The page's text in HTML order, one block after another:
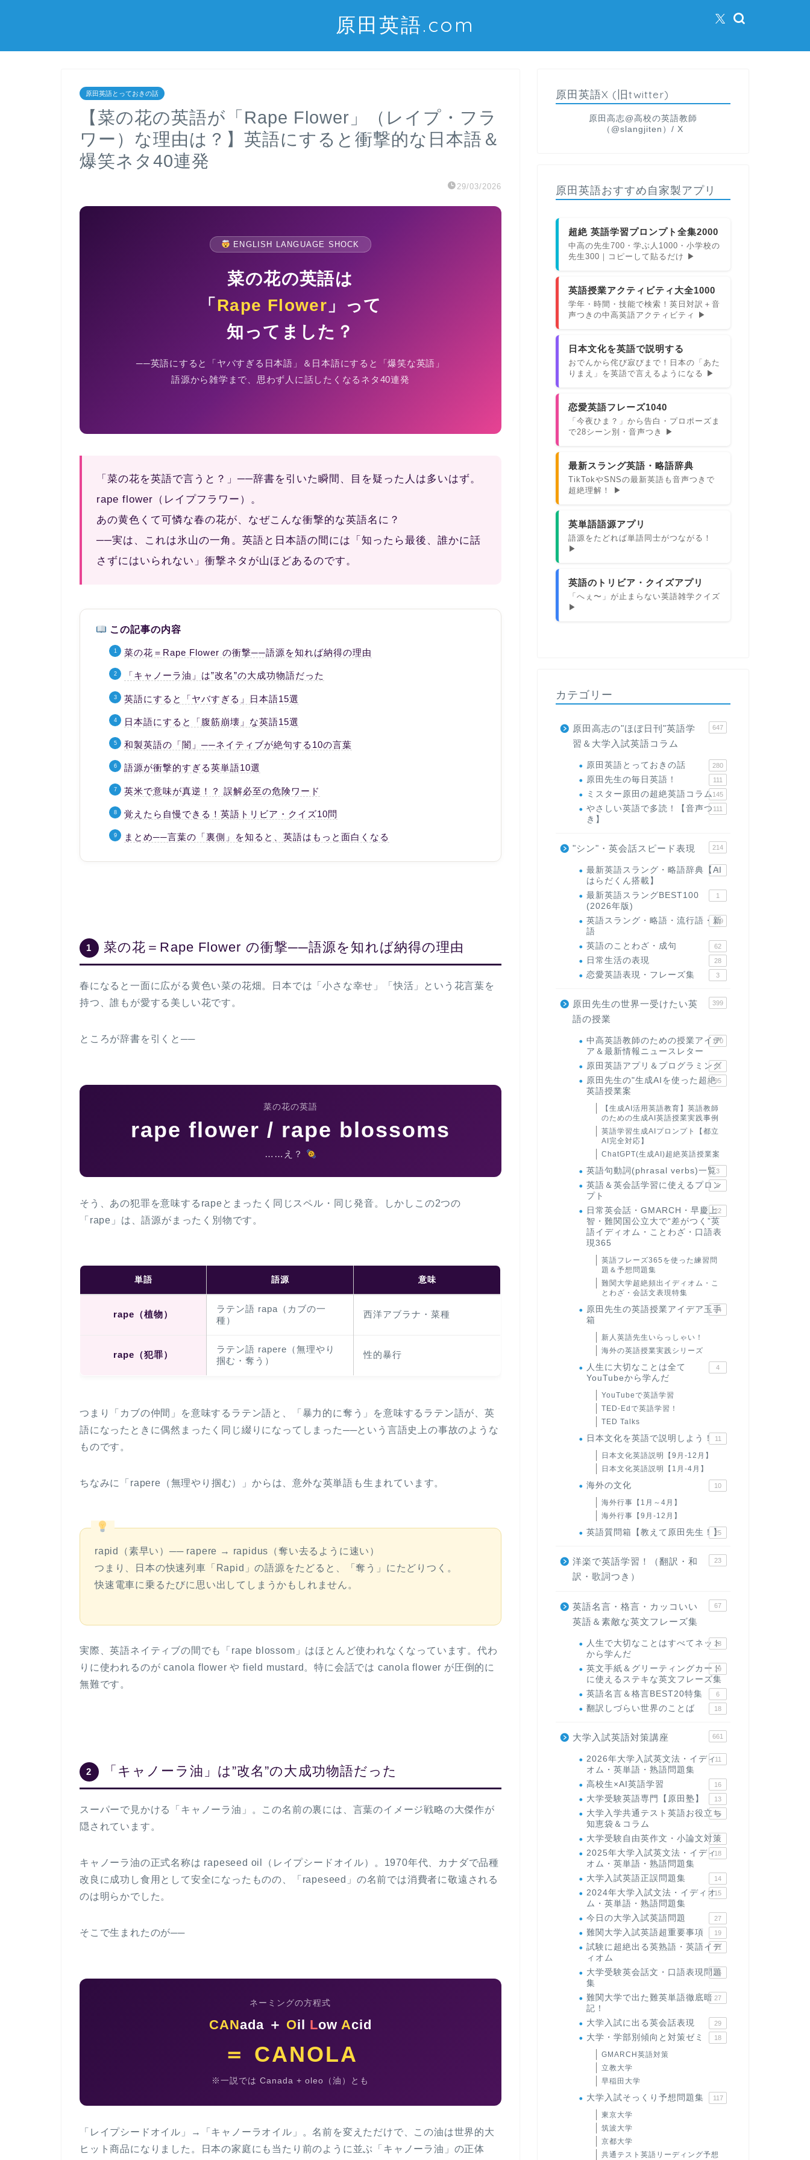
原田英語.com
原田英語とっておきの話
【菜の花の英語が「Rape Flower」（レイプ・フラ
ワー）な理由は？】英語にすると衝撃的な日本語＆
爆笑ネタ40連発
29/03/2026
ENGLISH LANGUAGE SHOCK
菜の花の英語は
「 Rape Flower 」って
知ってました？
──英語にすると「ヤバすぎる日本語」＆日本語にすると「爆笑な英語」
語源から雑学まで、思わず人に話したくなるネタ40連発
「菜の花を英語で言うと？」──辞書を引いた瞬間、目を疑った人は多いはず。
rape flower （レイプフラワー）。
あの黄色くて可憐な春の花が、なぜこんな衝撃的な英語名に？
──実は、これは氷山の一角。英語と日本語の間には「知ったら最後、誰かに話
さずにはいられない」衝撃ネタが山ほどあるのです。
この記事の内容
菜の花＝Rape Flower の衝撃──語源を知れば納得の理由
「キャノーラ油」は”改名”の大成功物語だった
英語にすると「ヤバすぎる」日本語15選
日本語にすると「腹筋崩壊」な英語15選
和製英語の「闇」──ネイティブが絶句する10の言葉
語源が衝撃的すぎる英単語10選
英米で意味が真逆！？ 誤解必至の危険ワード
覚えたら自慢できる！英語トリビア・クイズ10問
まとめ──言葉の「裏側」を知ると、英語はもっと面白くなる
1 菜の花＝Rape Flower の衝撃──語源を知れば納得の理由
春になると一面に広がる黄色い菜の花畑。日本では「小さな幸せ」「快活」という花言葉を
持つ、誰もが愛する美しい花です。
ところが辞書を引くと──
菜の花の英語
rape flower / rape blossoms
……え？
そう、あの犯罪を意味するrapeと まったく同じスペル・同じ発音。しかしこの2つの
「rape」は、語源がまったく別物です。
単語 語源 意味
rape（植物）
ラテン語 rapa （カブの一
種）
西洋アブラナ・菜種
rape（犯罪）
ラテン語 rapere （無理やり
掴む・奪う）
性的暴行
つまり「カブの仲間」を意味するラテン語と、「暴力的に奪う」を意味するラテン語が、 英
語になったときに偶然まったく同じ綴りになってしまった──という言語史上の事故のような
ものです。
ちなみに「rapere（無理やり掴む）」からは、意外な英単語も生まれています。
rapid
（素早い）── rapere → rapidus（奪い去るように速い）
つまり、日本の快速列車「Rapid」の語源をたどると、「奪う」にたどりつく。
快速電車に乗るたびに思い出してしまうかもしれません。
実際、英語ネイティブの間でも「rape blossom」はほとんど使われなくなっています。代わ
りに使われるのがcanola flower やfield mustard 。特に会話では canola flower が圧倒的に
無難です。
2 「キャノーラ油」は”改名”の大成功物語だった
スーパーで見かける「キャノーラ油」。この名前の裏には、 言葉のイメージ戦略の大傑作が
隠されています。
キャノーラ油の正式名称は rapeseed oil
（レイプシードオイル）。1970年代、カナダで品種
改良に成功し食用として安全になったものの、「rapeseed」の名前では消費者に敬遠される
のは明らかでした。
そこで生まれたのが──
ネーミングの方程式
CANada ＋ Oil Low Acid
＝ CANOLA
※一説では Canada + oleo（油）とも
「レイプシードオイル」→「キャノーラオイル」
。名前を変えただけで、この油は世界的大
ヒット商品になりました。日本の家庭にも当たり前のように並ぶ「キャノーラ油」の正体
原田英語X (旧twitter)
原田高志@高校の英語教師
（@slangjiten）/ X
原田英語おすすめ自家製アプリ
超絶 英語学習プロンプト全集2000
中高の先生700・学ぶ人1000・小学校の
先生300｜コピーして貼るだけ ▶
英語授業アクティビティ大全1000
学年・時間・技能で検索！英日対訳＋音
声つきの中高英語アクティビティ ▶
日本文化を英語で説明する
おでんから侘び寂びまで！日本の「あた
りまえ」を英語で言えるようになる ▶
恋愛英語フレーズ1040
「今夜ひま？」から告白・プロポーズま
で28シーン別・音声つき ▶
最新スラング英語・略語辞典
TikTokやSNSの最新英語も音声つきで
超絶理解！ ▶
英単語語源アプリ
語源をたどれば単語同士がつながる！
▶
英語のトリビア・クイズアプリ
「へぇ〜」が止まらない英語雑学クイズ
▶
カテゴリー
原田高志の"ほぼ日刊"英語学
習＆大学入試英語コラム
647
原田英語とっておきの話 280
原田先生の毎日英語！ 111
ミスター原田の超絶英語コラム145
やさしい英語で多読！【音声つ
き】
111
"シン"・英会話スピード表現 214
最新英語スラング・略語辞典【AI
はらだくん搭載】
1
最新英語スラングBEST100
(2026年版)
1
英語スラング・略語・流行語・新
語
119
英語のことわざ・成句 62
日常生活の表現 28
恋愛英語表現・フレーズ集 3
原田先生の世界一受けたい英
語の授業
399
中高英語教師のための授業アイデ
ア＆最新情報ニュースレター
170
原田英語アプリ＆プログラミング
31
原田先生の"生成AIを使った超絶
英語授業案
95
【生成AI活用英語教育】英語教師
のための生成AI英語授業実践事例
英語学習生成AIプロンプト【都立
AI完全対応】
ChatGPT(生成AI)超絶英語授業案
英語句動詞(phrasal verbs)一覧3
英語＆英会話学習に使えるプロン
プト
6
日常英会話・GMARCH・早慶上
智・難関国公立大で“差がつく”英
語イディオム・ことわざ・口語表
現365
22
英語フレーズ365を使った練習問
題＆予想問題集
難関大学超絶頻出イディオム・こ
とわざ・会話文表現特集
原田先生の英語授業アイデア玉手
箱
24
新人英語先生いらっしゃい！
海外の英語授業実践シリーズ
人生に大切なことは全て
YouTubeから学んだ
4
YouTubeで英語学習
TED-Edで英語学習！
TED Talks
日本文化を英語で説明しよう！ 11
日本文化英語説明【9月-12月】
日本文化英語説明【1月-4月】
海外の文化 10
海外行事【1月～4月】
海外行事【9月-12月】
英語質問箱【教えて原田先生！】
25
洋楽で英語学習！（翻訳・和
訳・歌詞つき）
23
英語名言・格言・カッコいい
英語＆素敵な英文フレーズ集
67
人生で大切なことはすべてネット
から学んだ
23
英文手紙＆グリーティングカード
に使えるステキな英文フレーズ集
19
英語名言＆格言BEST20特集 6
翻訳しづらい世界のことば 18
大学入試英語対策講座 661
2026年大学入試英文法・イディ
オム・英単語・熟語問題集
11
高校生×AI英語学習 16
大学受験英語専門【原田塾】 13
大学入学共通テスト英語お役立ち
知恵袋＆コラム
45
大学受験自由英作文・小論文対策
8
2025年大学入試英文法・イディ
オム・英単語・熟語問題集
18
大学入試英語正誤問題集 14
2024年大学入試文法・イディオ
ム・英単語・熟語問題集
15
今日の大学入試英語問題 27
難関大学入試英語超重要事項 19
試験に超絶出る英熟語・英語イデ
ィオム
71
大学受験英会話文・口語表現問題
集
35
難関大学で出た難英単語徹底暗
記！
27
大学入試に出る英会話表現 29
大学・学部別傾向と対策ゼミ 18
GMARCH英語対策
立教大学
早稲田大学
大学入試そっくり予想問題集 117
東京大学
筑波大学
京都大学
共通テスト英語リーディング予想